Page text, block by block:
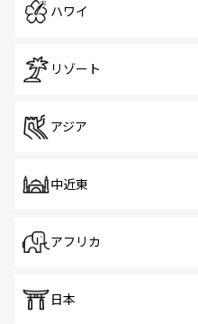
ハワイ
リゾート
アジア
中近東
アフリカ
日本